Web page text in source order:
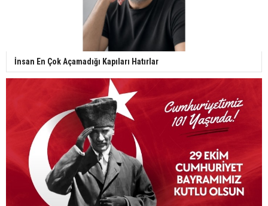
İnsan En Çok Açamadığı Kapıları Hatırlar